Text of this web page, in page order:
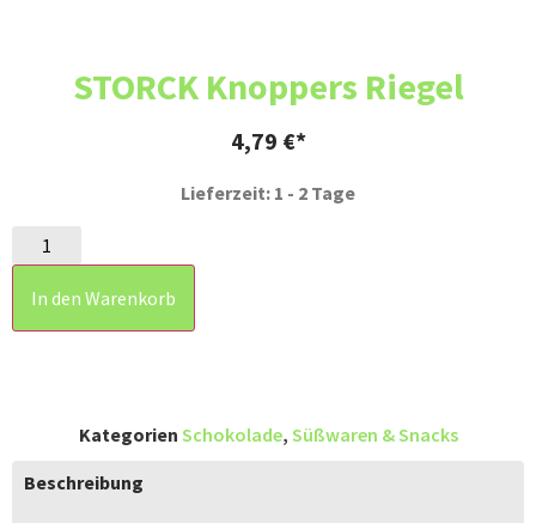
STORCK Knoppers Riegel
4,79 €
Lieferzeit: 1 - 2 Tage
In den Warenkorb
Kategorien Schokolade, Süßwaren & Snacks
Beschreibung